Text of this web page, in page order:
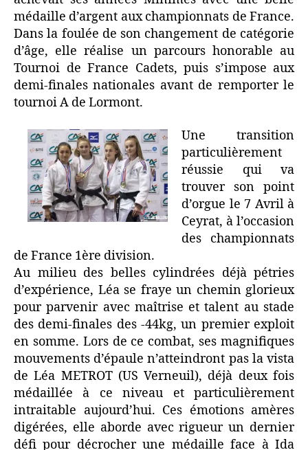
médaille d’argent aux championnats de France.
Dans la foulée de son changement de catégorie
d’âge, elle réalise un parcours honorable au
Tournoi de France Cadets, puis s’impose aux
demi-finales nationales avant de remporter le
tournoi A de Lormont.
Une transition
particulièrement
réussie qui va
trouver son point
d’orgue le 7 Avril à
Ceyrat, à l’occasion
des championnats
de France 1ère division.
Au milieu des belles cylindrées déjà pétries
d’expérience, Léa se fraye un chemin glorieux
pour parvenir avec maîtrise et talent au stade
des demi-finales des -44kg, un premier exploit
en somme. Lors de ce combat, ses magnifiques
mouvements d’épaule n’atteindront pas la vista
de Léa METROT (US Verneuil), déjà deux fois
médaillée à ce niveau et particulièrement
intraitable aujourd’hui. Ces émotions amères
digérées, elle aborde avec rigueur un dernier
défi pour décrocher une médaille face à Ida